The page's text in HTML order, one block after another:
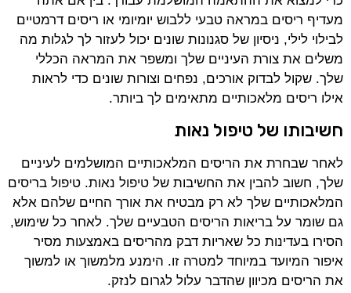
מעדיף ריסים במראה טבעי ללבוש יומיומי או ריסים דרמטיים
לבילוי לילי, ניסיון של סגנונות שונים יכול לעזור לך לגלות מה
משלים את צורת העיניים שלך ומשפר את המראה הכללי
שלך. שקול לבדוק אורכים, נפחים וצורות שונים כדי לראות
אילו ריסים מלאכותיים מתאימים לך ביותר.
חשיבותו של טיפול נאות
לאחר שבחרת את הריסים המלאכותיים המושלמים לעיניים
שלך, חשוב להבין את החשיבות של טיפול נאות. טיפול בריסים
המלאכותיים שלך לא רק מבטיח את אורך החיים שלהם אלא
גם שומר על בריאות הריסים הטבעיים שלך. לאחר כל שימוש,
הסירו בעדינות כל שאריות דבק מהריסים באמצעות מסיר
איפור המיועד במיוחד למטרה זו. הימנע מלמשוך או למשוך
את הריסים מכיוון שהדבר עלול לגרום לנזק.